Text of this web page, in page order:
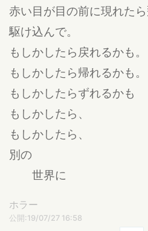
赤い目が目の前に現れた
駆け込んで。
もしかしたら戻れるかも。
もしかしたら帰れるかも。
もしかしたらずれるかも
もしかしたら、
もしかしたら、
別の
世界に
ホラー
公開:19/07/27 16:58